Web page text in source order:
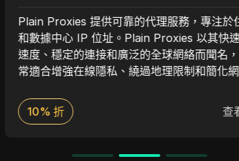
Plain Proxies 提供可靠的代理服務，專注於
和數據中心 IP 位址。Plain Proxies 以其快
速度、穩定的連接和廣泛的全球網絡而聞名
常適合增強在線隱私、繞過地理限制和簡化
滿意度，提供友好的使用介面和強大的安全措
施，確保無縫且安全的瀏覽體驗。無論是個
越的客戶支援使其成為代理服務市場上值得信
10% 折 查